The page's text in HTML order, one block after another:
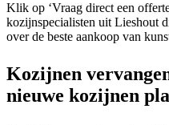
Klik op ‘Vraag direct een
kozijnspecialisten uit Lieshout
over de beste aankoop van
Kozijnen
nieuwe kozijnen